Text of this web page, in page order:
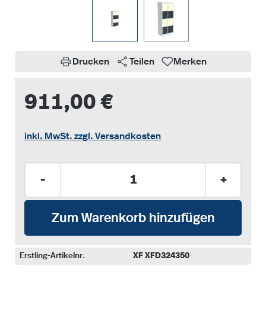
Drucken Teilen Merken
911,00 €
inkl. MwSt. zzgl. Versandkosten
- +
Zum Warenkorb hinzufügen
Erstling-Artikelnr. XF XFD324350